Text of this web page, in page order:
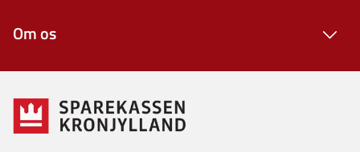
Om os